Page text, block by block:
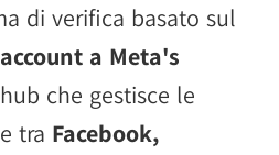
di verifica basato sul
a Meta's
che gestisce le
tra Facebook,